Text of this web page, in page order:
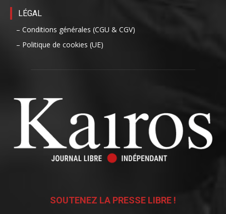
LÉGAL
– Conditions générales (CGU & CGV)
– Politique de cookies (UE)
SOUTENEZ LA PRESSE LIBRE !